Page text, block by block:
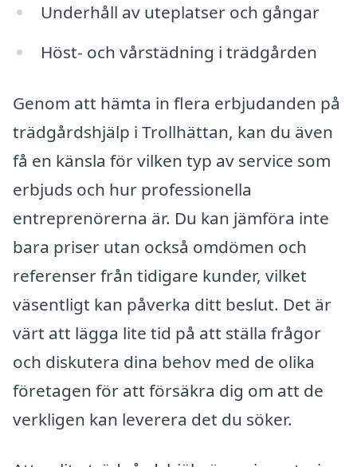
Underhåll av uteplatser och gångar
Höst- och vårstädning i trädgården
Genom att hämta in flera erbjudanden på
trädgårdshjälp i Trollhättan, kan du även
få en känsla för vilken typ av service som
erbjuds och hur professionella
entreprenörerna är. Du kan jämföra inte
bara priser utan också omdömen och
referenser från tidigare kunder, vilket
väsentligt kan påverka ditt beslut. Det är
värt att lägga lite tid på att ställa frågor
och diskutera dina behov med de olika
företagen för att försäkra dig om att de
verkligen kan leverera det du söker.